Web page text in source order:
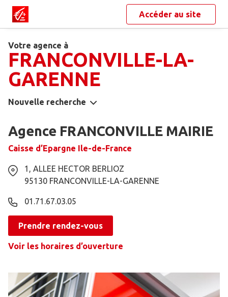
Accéder au site
Votre agence à
FRANCONVILLE-LA-
GARENNE
Nouvelle recherche
Agence FRANCONVILLE MAIRIE
Caisse d’Epargne Ile-de-France
1, ALLEE HECTOR BERLIOZ
95130 FRANCONVILLE-LA-GARENNE
01.71.67.03.05
Prendre rendez-vous
Voir les horaires d’ouverture